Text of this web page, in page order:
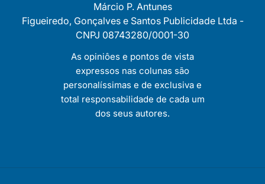
Márcio P. Antunes
Figueiredo, Gonçalves e Santos Publicidade Ltda -
CNPJ 08743280/0001-30
As opiniôes e pontos de vista
expressos nas colunas são
personalíssimas e de exclusiva e
total responsabilidade de cada um
dos seus autores.